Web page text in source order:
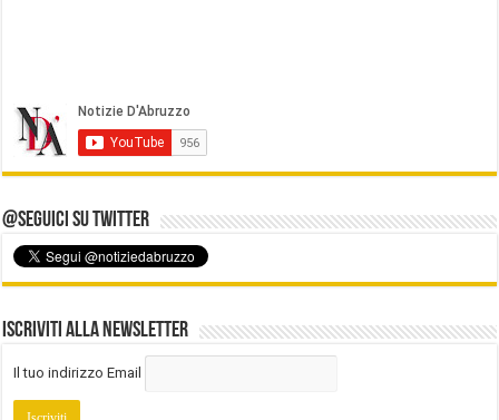
@Seguici su Twitter
Iscriviti alla Newsletter
Il tuo indirizzo Email